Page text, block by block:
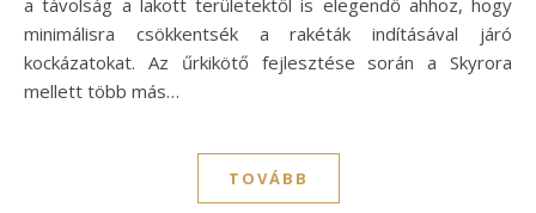
a távolság a lakott területektől is elegendő ahhoz, hogy
minimálisra csökkentsék a rakéták indításával járó
kockázatokat. Az űrkikötő fejlesztése során a Skyrora
mellett több más…
TOVÁBB